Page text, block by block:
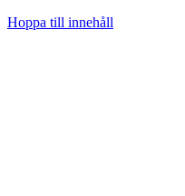
Hoppa till innehåll